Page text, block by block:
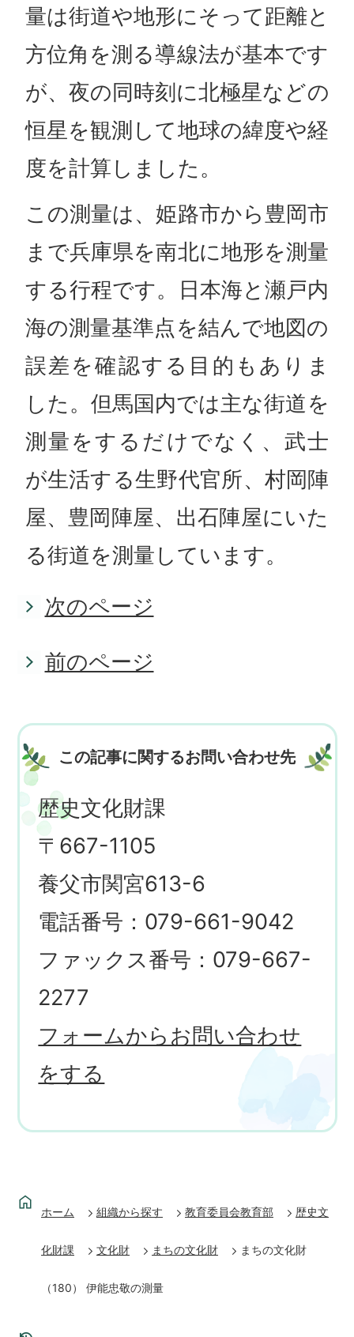
量は街道や地形にそって距離と
方位角を測る導線法が基本です
が、夜の同時刻に北極星などの
恒星を観測して地球の緯度や経
度を計算しました。
この測量は、姫路市から豊岡市
まで兵庫県を南北に地形を測量
する行程です。日本海と瀬戸内
海の測量基準点を結んで地図の
誤差を確認する目的もありま
した。但馬国内では主な街道を
測量をするだけでなく、武士
が生活する生野代官所、村岡陣
屋、豊岡陣屋、出石陣屋にいた
る街道を測量しています。
次のページ
前のページ
この記事に関するお問い合わせ先
歴史文化財課
〒667-1105
養父市関宮613-6
電話番号：079-661-9042
ファックス番号：079-667-
2277
フォームからお問い合わせ
をする
ホーム 組織から探す 教育委員会教育部 歴史文
化財課 文化財 まちの文化財 まちの文化財
（180） 伊能忠敬の測量